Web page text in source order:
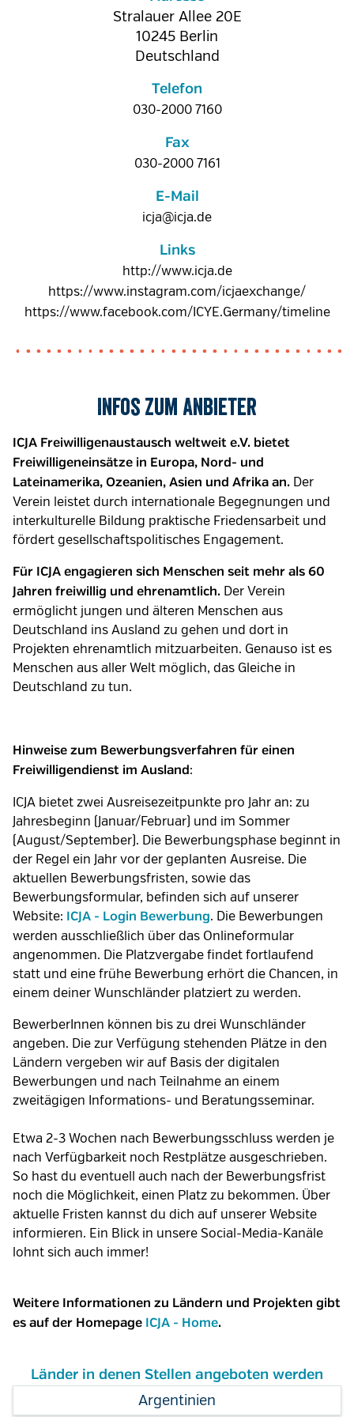
Stralauer Allee 20E
10245 Berlin
Deutschland
Telefon
030-2000 7160
Fax
030-2000 7161
E-Mail
icja@icja.de
Links
http://www.icja.de
https://www.instagram.com/icjaexchange/
https://www.facebook.com/ICYE.Germany/timeline
Infos zum Anbieter
ICJA Freiwilligenaustausch weltweit e.V. bietet
Freiwilligeneinsätze in Europa, Nord- und
Lateinamerika, Ozeanien, Asien und Afrika an. Der
Verein leistet durch internationale Begegnungen und
interkulturelle Bildung praktische Friedensarbeit und
fördert gesellschaftspolitisches Engagement.
Für ICJA engagieren sich Menschen seit mehr als 60
Jahren freiwillig und ehrenamtlich. Der Verein
ermöglicht jungen und älteren Menschen aus
Deutschland ins Ausland zu gehen und dort in
Projekten ehrenamtlich mitzuarbeiten. Genauso ist es
Menschen aus aller Welt möglich, das Gleiche in
Deutschland zu tun.
Hinweise zum Bewerbungsverfahren für einen
Freiwilligendienst im Ausland :
ICJA bietet zwei Ausreisezeitpunkte pro Jahr an: zu
Jahresbeginn (Januar/Februar) und im Sommer
(August/September). Die Bewerbungsphase beginnt in
der Regel ein Jahr vor der geplanten Ausreise. Die
aktuellen Bewerbungsfristen, sowie das
Bewerbungsformular, befinden sich auf unserer
Website: ICJA - Login Bewerbung. Die Bewerbungen
werden ausschließlich über das Onlineformular
angenommen. Die Platzvergabe findet fortlaufend
statt und eine frühe Bewerbung erhört die Chancen, in
einem deiner Wunschländer platziert zu werden.
BewerberInnen können bis zu drei Wunschländer
angeben. Die zur Verfügung stehenden Plätze in den
Ländern vergeben wir auf Basis der digitalen
Bewerbungen und nach Teilnahme an einem
zweitägigen Informations- und Beratungsseminar.
Etwa 2-3 Wochen nach Bewerbungsschluss werden je
nach Verfügbarkeit noch Restplätze ausgeschrieben.
So hast du eventuell auch nach der Bewerbungsfrist
noch die Möglichkeit, einen Platz zu bekommen. Über
aktuelle Fristen kannst du dich auf unserer Website
informieren. Ein Blick in unsere Social-Media-Kanäle
lohnt sich auch immer!
Weitere Informationen zu Ländern und Projekten gibt
es auf der Homepage ICJA - Home.
Länder in denen Stellen angeboten werden
Argentinien